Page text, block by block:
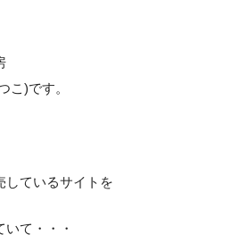
)です。
しているサイトを
て・・・